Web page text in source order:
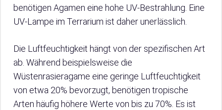
benötigen Agamen eine hohe UV-Bestrahlung. Eine
UV-Lampe im Terrarium ist daher unerlässlich.
Die Luftfeuchtigkeit hängt von der spezifischen Art
ab. Während beispielsweise die
Wüstenrasieragame eine geringe Luftfeuchtigkeit
von etwa 20% bevorzugt, benötigen tropische
Arten häufig höhere Werte von bis zu 70%. Es ist